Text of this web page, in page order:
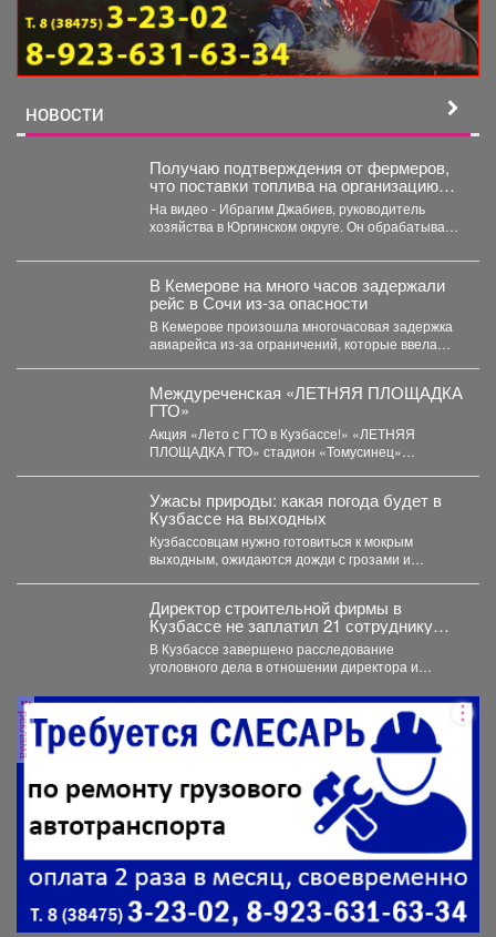
НОВОСТИ
Получаю подтверждения от фермеров,
что поставки топлива на организацию
уборочной кампании уже начались.
На видео - Ибрагим Джабиев, руководитель
хозяйства в Юргинском округе. Он обрабатывает
В Кемерове на много часов задержали
рейс в Сочи из-за опасности
В Кемерове произошла многочасовая задержка
авиарейса из-за ограничений, которые ввела
Междуреченская «ЛЕТНЯЯ ПЛОЩАДКА
ГТО»
Акция «Лето с ГТО в Кузбассе!» «ЛЕТНЯЯ
ПЛОЩАДКА ГТО» стадион «Томусинец»
Ужасы природы: какая погода будет в
Кузбассе на выходных
Кузбассовцам нужно готовиться к мокрым
выходным, ожидаются дожди с грозами и
Директор строительной фирмы в
Кузбассе не заплатил 21 сотруднику
деньги
В Кузбассе завершено расследование
уголовного дела в отношении директора и
реклама